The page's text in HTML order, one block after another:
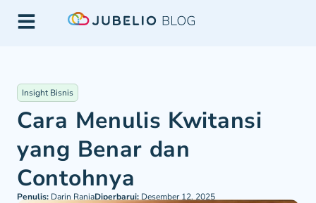
Insight Bisnis
Cara Menulis Kwitansi
yang Benar dan
Contohnya
Penulis: Darin RaniaDiperbarui: Desember 12, 2025